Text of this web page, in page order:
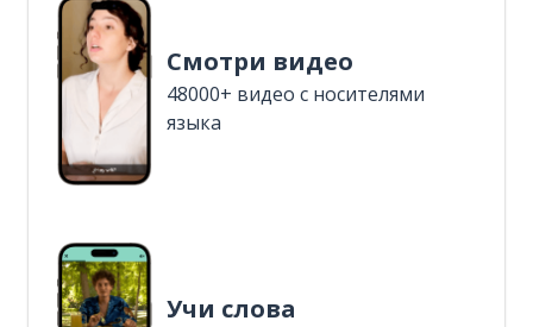
Смотри видео
48000+ видео с носителями
языка
Учи слова